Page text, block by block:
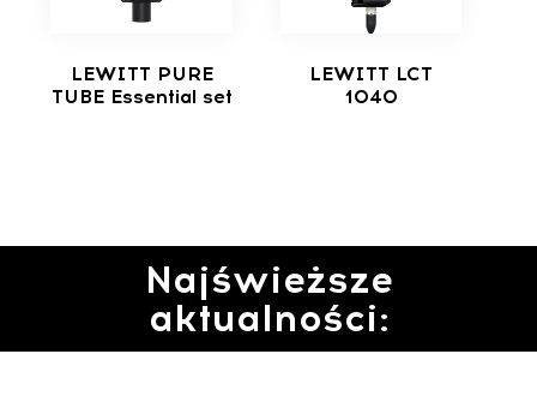
LEWITT PURE
TUBE Essential set
LEWITT LCT
1040
Najświeższe
aktualności: